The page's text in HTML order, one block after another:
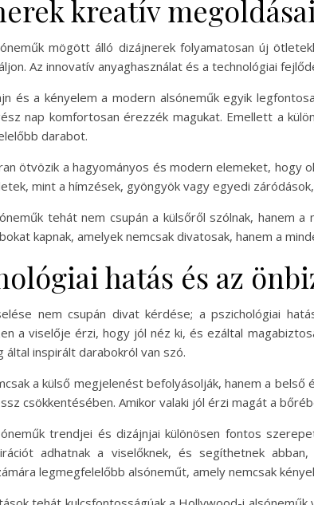
kreatív megoldásai
mögött álló dizájnerek folyamatosan új
Az innovatív anyaghasználat és a technológiai
és a kényelem a modern alsóneműk egyik
nap komfortosan érezzék magukat. Emellett a
darabot.
ötvözik a hagyományos és modern elemeket, hogy
mint a hímzések, gyöngyök vagy egyedi
tehát nem csupán a külsőről szólnak, hanem
kapnak, amelyek nemcsak divatosak, hanem a
hatás és az
nem csupán divat kérdése; a pszichológiai
a viselője érzi, hogy jól néz ki, és ezáltal
által inspirált darabokról van szó.
a külső megjelenést befolyásolják, hanem a
csökkentésében. Amikor valaki jól érzi magát a
trendjei és dizájnjai különösen fontos
adhatnak a viselőknek, és segíthetnek
legmegfelelőbb alsóneműt, amely nemcsak